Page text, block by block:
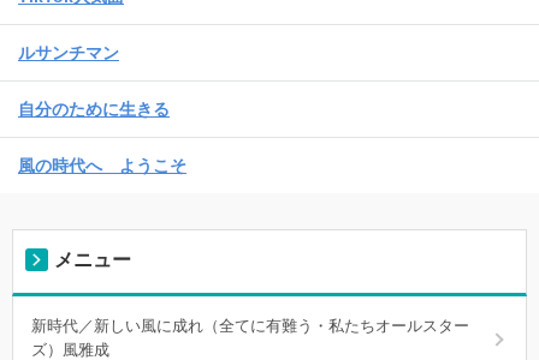
ルサンチマン
自分のために生きる
風の時代へ ようこそ
メニュー
新時代／新しい風に成れ（全てに有難う・私たちオールスター
ズ）風雅成